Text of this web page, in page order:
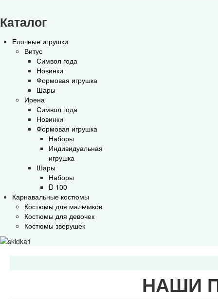
Каталог
Елочные игрушки
Витус
Символ года
Новинки
Формовая игрушка
Шары
Ирена
Символ года
Новинки
Формовая игрушка
Наборы
Индивидуальная
игрушка
Шары
Наборы
D 100
Карнавальные костюмы
Костюмы для мальчиков
Костюмы для девочек
Костюмы зверушек
НАШИ